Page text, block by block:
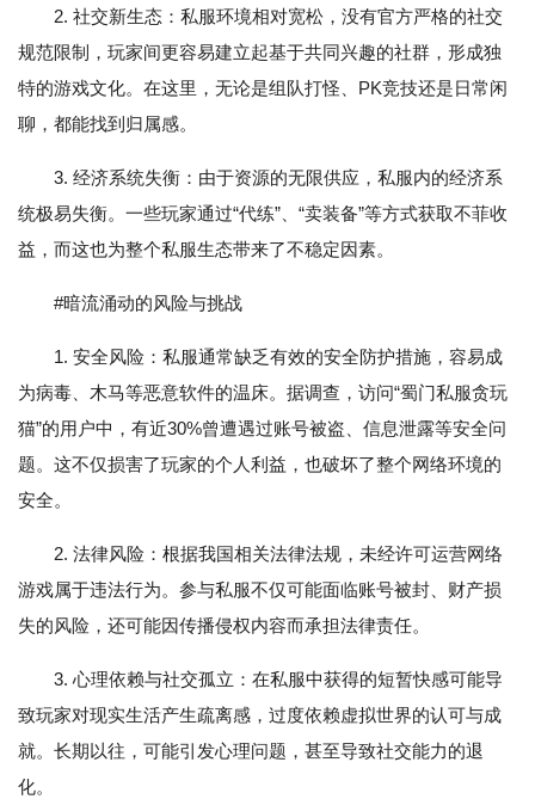
2. 社交新生态：私服环境相对宽松，没有官方严格的社交
规范限制，玩家间更容易建立起基于共同兴趣的社群，形成独
特的游戏文化。在这里，无论是组队打怪、PK竞技还是日常闲
聊，都能找到归属感。
3. 经济系统失衡：由于资源的无限供应，私服内的经济系
统极易失衡。一些玩家通过“代练”、“卖装备”等方式获取不菲收
益，而这也为整个私服生态带来了不稳定因素。
#暗流涌动的风险与挑战
1. 安全风险：私服通常缺乏有效的安全防护措施，容易成
为病毒、木马等恶意软件的温床。据调查，访问“蜀门私服贪玩
猫”的用户中，有近30%曾遭遇过账号被盗、信息泄露等安全问
题。这不仅损害了玩家的个人利益，也破坏了整个网络环境的
安全。
2. 法律风险：根据我国相关法律法规，未经许可运营网络
游戏属于违法行为。参与私服不仅可能面临账号被封、财产损
失的风险，还可能因传播侵权内容而承担法律责任。
3. 心理依赖与社交孤立：在私服中获得的短暂快感可能导
致玩家对现实生活产生疏离感，过度依赖虚拟世界的认可与成
就。长期以往，可能引发心理问题，甚至导致社交能力的退
化。